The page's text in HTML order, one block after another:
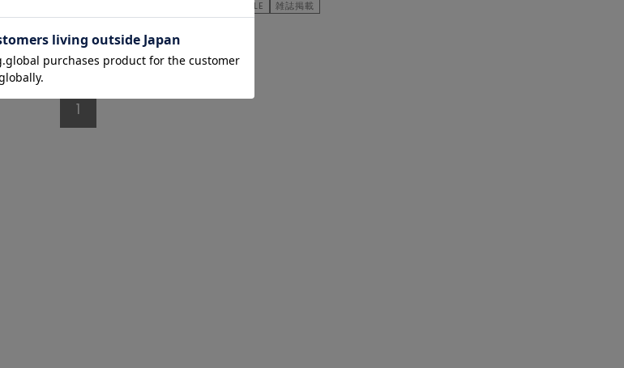
SALE 雑誌掲載
1/1 ページ全4件
1